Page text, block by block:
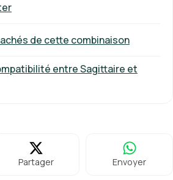
de cette combinaison
entre Sagittaire et
Partager Envoyer